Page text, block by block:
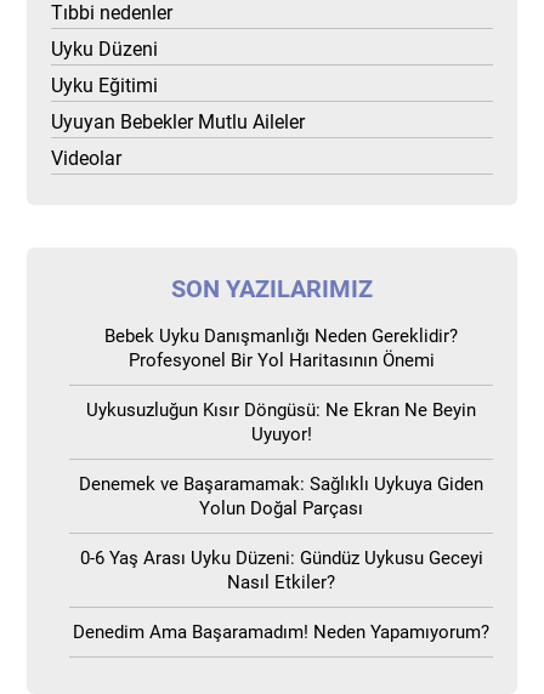
Tıbbi nedenler
Uyku Düzeni
Uyku Eğitimi
Uyuyan Bebekler Mutlu Aileler
Videolar
SON YAZILARIMIZ
Bebek Uyku Danışmanlığı Neden Gereklidir?
Profesyonel Bir Yol Haritasının Önemi
Uykusuzluğun Kısır Döngüsü: Ne Ekran Ne Beyin
Uyuyor!
Denemek ve Başaramamak: Sağlıklı Uykuya Giden
Yolun Doğal Parçası
0-6 Yaş Arası Uyku Düzeni: Gündüz Uykusu Geceyi
Nasıl Etkiler?
Denedim Ama Başaramadım! Neden Yapamıyorum?